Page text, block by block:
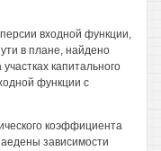
входной функции,
в плане, найдено
капитального
функции с
коэффициента
зависимости